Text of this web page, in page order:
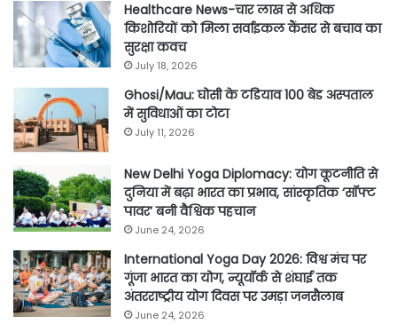
Healthcare News-चार लाख से अधिक
किशोरियों को मिला सर्वाइकल कैंसर से बचाव का
सुरक्षा कवच
July 18, 2026
Ghosi/Mau: घोसी के टडियाव 100 बेड अस्पताल
में सुविधाओं का टोटा
July 11, 2026
New Delhi Yoga Diplomacy: योग कूटनीति से
दुनिया में बढ़ा भारत का प्रभाव, सांस्कृतिक ‘सॉफ्ट
पावर’ बनी वैश्विक पहचान
June 24, 2026
International Yoga Day 2026: विश्व मंच पर
गूंजा भारत का योग, न्यूयॉर्क से शंघाई तक
अंतरराष्ट्रीय योग दिवस पर उमड़ा जनसैलाब
June 24, 2026